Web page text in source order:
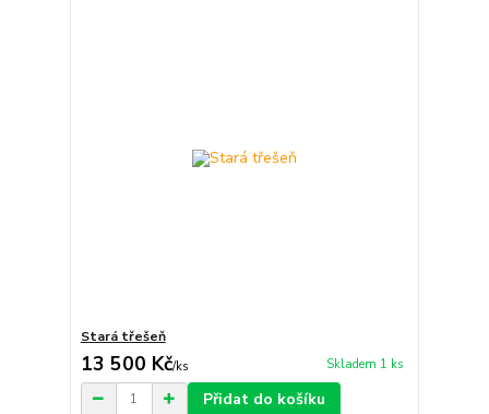
Stará třešeň
13 500 Kč/ks Skladem 1 ks
Přidat do košíku